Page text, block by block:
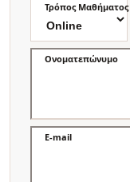
Τρόπος Μαθήματος
Ονοματεπώνυμο
E-mail